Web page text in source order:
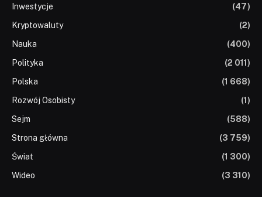
Inwestycje
(47)
Kryptowaluty
(2)
Nauka
(400)
Polityka
(2 011)
Polska
(1 668)
Rozwój Osobisty
(1)
Sejm
(588)
Strona główna
(3 759)
Świat
(1 300)
Wideo
(3 310)